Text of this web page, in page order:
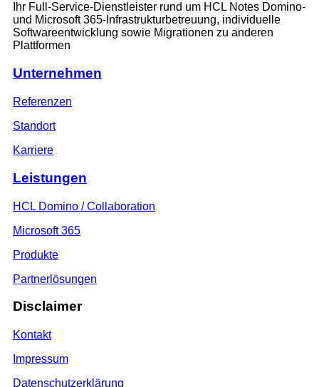
Ihr Full-Service-Dienstleister rund um HCL Notes Domino-
und Microsoft 365-Infrastrukturbetreuung, individuelle
Softwareentwicklung sowie Migrationen zu anderen
Plattformen
Unternehmen
Referenzen
Standort
Karriere
Leistungen
HCL Domino / Collaboration
Microsoft 365
Produkte
Partnerlösungen
Disclaimer
Kontakt
Impressum
Datenschutzerklärung